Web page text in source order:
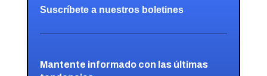
Suscríbete a nuestros boletines
Mantente informado con las últimas